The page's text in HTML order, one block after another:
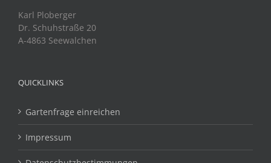
Karl Ploberger
Dr. Schuhstraße 20
A-4863 Seewalchen
QUICKLINKS
Gartenfrage einreichen
Impressum